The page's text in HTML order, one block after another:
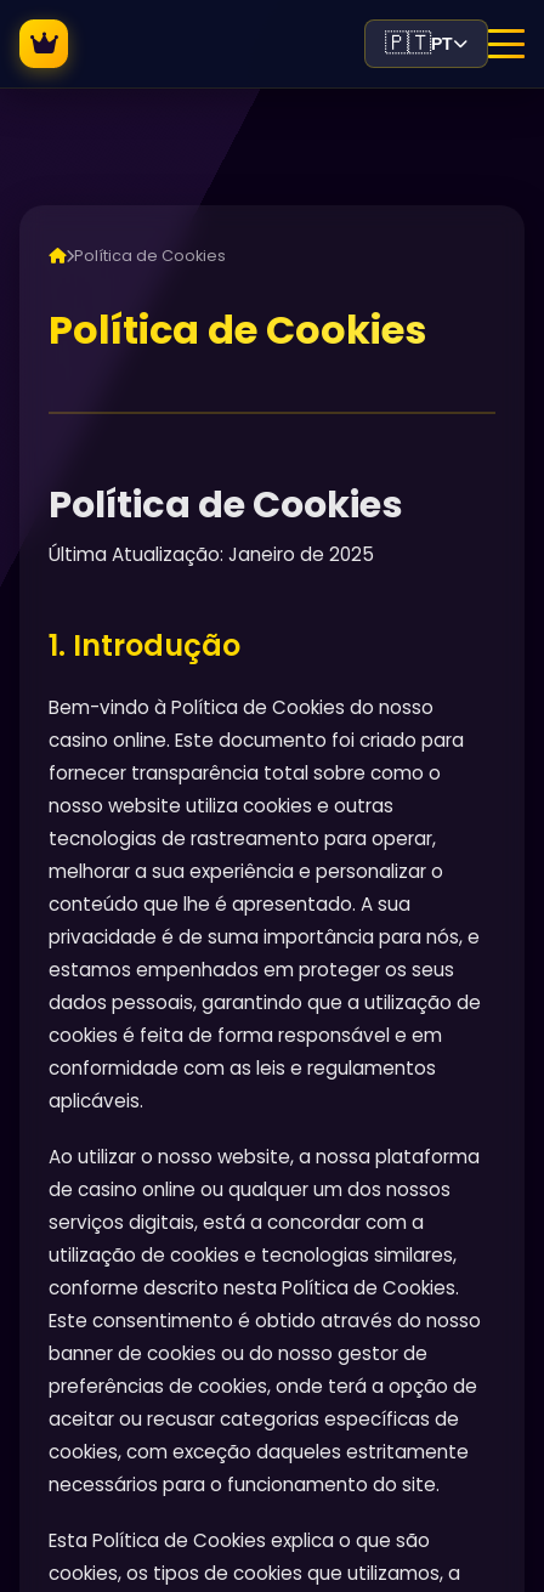
🇵🇹PT
Política de Cookies
Política de Cookies
Política de Cookies
Última Atualização: Janeiro de 2025
1. Introdução
Bem-vindo à Política de Cookies do nosso
casino online. Este documento foi criado para
fornecer transparência total sobre como o
nosso website utiliza cookies e outras
tecnologias de rastreamento para operar,
melhorar a sua experiência e personalizar o
conteúdo que lhe é apresentado. A sua
privacidade é de suma importância para nós, e
estamos empenhados em proteger os seus
dados pessoais, garantindo que a utilização de
cookies é feita de forma responsável e em
conformidade com as leis e regulamentos
aplicáveis.
Ao utilizar o nosso website, a nossa plataforma
de casino online ou qualquer um dos nossos
serviços digitais, está a concordar com a
utilização de cookies e tecnologias similares,
conforme descrito nesta Política de Cookies.
Este consentimento é obtido através do nosso
banner de cookies ou do nosso gestor de
preferências de cookies, onde terá a opção de
aceitar ou recusar categorias específicas de
cookies, com exceção daqueles estritamente
necessários para o funcionamento do site.
Esta Política de Cookies explica o que são
cookies, os tipos de cookies que utilizamos, a